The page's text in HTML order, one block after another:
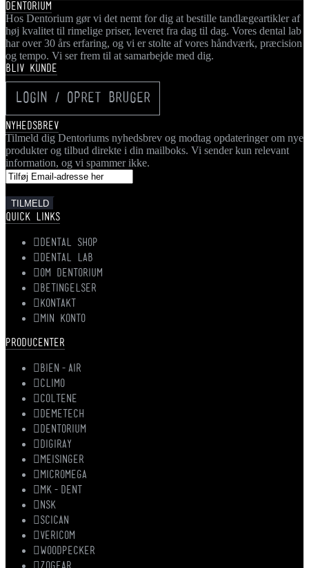
DENTORIUM
Hos Dentorium gør vi det nemt for dig at bestille tandlægeartikler af
høj kvalitet til rimelige priser, leveret fra dag til dag. Vores dental lab
har over 30 års erfaring, og vi er stolte af vores håndværk, præcision
og tempo. Vi ser frem til at samarbejde med dig.
BLIV KUNDE
LOGIN / OPRET BRUGER
NYHEDSBREV
Tilmeld dig Dentoriums nyhedsbrev og modtag opdateringer om nye
produkter og tilbud direkte i din mailboks. Vi sender kun relevant
information, og vi spammer ikke.
QUICK LINKS
DENTAL SHOP
DENTAL LAB
OM DENTORIUM
BETINGELSER
KONTAKT
MIN KONTO
PRODUCENTER
BIEN-AIR
CLIMO
COLTENE
DEMETECH
DENTORIUM
DIGIRAY
MEISINGER
MICROMEGA
MK-DENT
NSK
SCICAN
VERICOM
WOODPECKER